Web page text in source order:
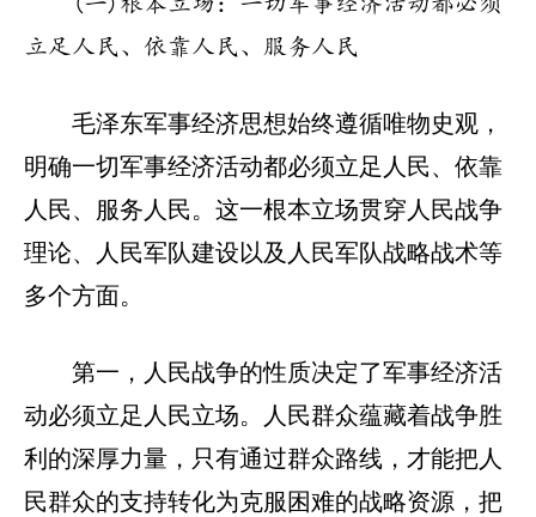
立足人民、依靠人民、服务人民
毛泽东军事经济思想始终遵循唯物史观，
明确一切军事经济活动都必须立足人民、依靠
人民、服务人民。这一根本立场贯穿人民战争
理论、人民军队建设以及人民军队战略战术等
多个方面。
第一，人民战争的性质决定了军事经济活
动必须立足人民立场。人民群众蕴藏着战争胜
利的深厚力量，只有通过群众路线，才能把人
民群众的支持转化为克服困难的战略资源，把